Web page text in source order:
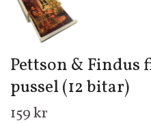
Pettson &
pussel (12 bitar)
159 kr